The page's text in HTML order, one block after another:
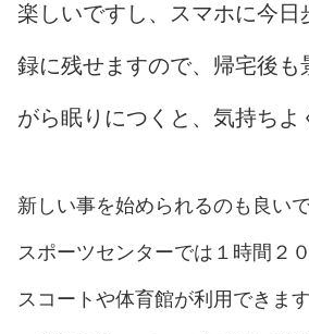
楽しいですし、スマホに今日
録に残せますので、帰宅後も
がら眠りにつくと、気持ちよ
新しい事を始められるのも良い
スポーツセンターでは１時間２
スコートや体育館が利用できま